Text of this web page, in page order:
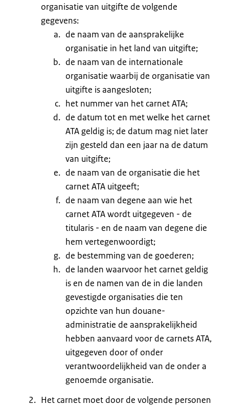
organisatie van uitgifte de volgende
gegevens:
de naam van de aansprakelijke
organisatie in het land van uitgifte;
de naam van de internationale
organisatie waarbij de organisatie van
uitgifte is aangesloten;
het nummer van het carnet ATA;
de datum tot en met welke het carnet
ATA geldig is; de datum mag niet later
zijn gesteld dan een jaar na de datum
van uitgifte;
de naam van de organisatie die het
carnet ATA uitgeeft;
de naam van degene aan wie het
carnet ATA wordt uitgegeven - de
titularis - en de naam van degene die
hem vertegenwoordigt;
de bestemming van de goederen;
de landen waarvoor het carnet geldig
is en de namen van de in die landen
gevestigde organisaties die ten
opzichte van hun douane-
administratie de aansprakelijkheid
hebben aanvaard voor de carnets ATA,
uitgegeven door of onder
verantwoordelijkheid van de onder a
genoemde organisatie.
Het carnet moet door de volgende personen